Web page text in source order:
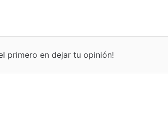
primero en dejar tu opinión!